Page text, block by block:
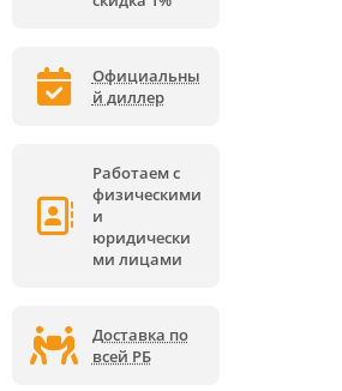
Официальны
й диллер
Работаем с
физическими
и
юридически
ми лицами
Доставка по
всей РБ